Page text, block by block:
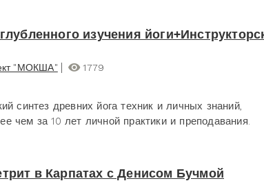
изучения
"МОКША"
1779
синтез древних йога техник и личных знаний,
чем за 10 лет личной практики и преподавания.
в Карпатах с Денисом Бучмой